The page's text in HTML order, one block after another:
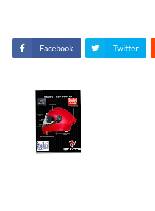
Facebook Twitter